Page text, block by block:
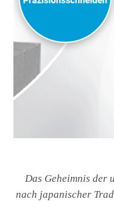
Das Geheimnis der
nach japanischer